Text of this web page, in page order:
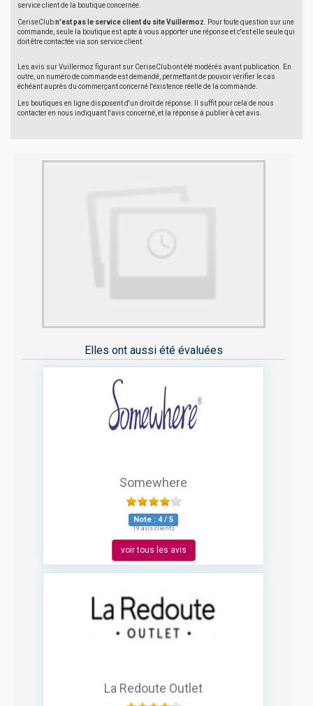
service client de la boutique concernée.
CeriseClubn'est pas le service client du site Vuillermoz . Pour toute question sur une
commande, seule la boutique est apte à vous apporter une réponse et c'est elle seule qui
doit être contactée via son service client.
Les avis sur Vuillermoz figurant sur CeriseClub ont été modérés avant publication. En
outre, un numéro de commande est demandé, permettant de pouvoir vérifier le cas
échéant auprès du commerçant concerné l'existence réelle de la commande.
Les boutiques en ligne disposent d'un droit de réponse. Il suffit pour cela de nous
contacter en nous indiquant l'avis concerné, et la réponse à publier à cet avis.
Elles ont aussi été évaluées
Somewhere
Note : 4/ 5
19 avis clients
voir tous les avis
La Redoute Outlet